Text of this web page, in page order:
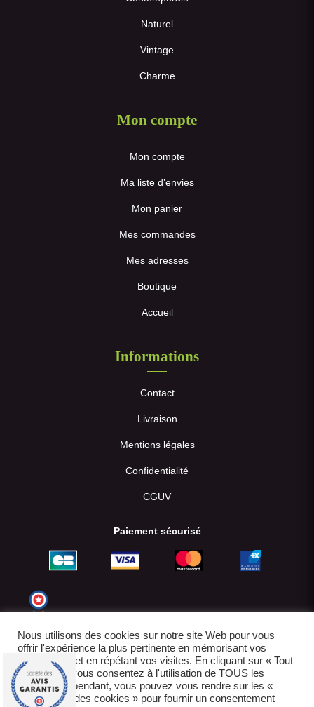
Naturel
Vintage
Charme
Mon compte
Mon compte
Ma liste d’envies
Mon panier
Mes commandes
Mes adresses
Boutique
Accueil
Informations
Contact
Livraison
Mentions légales
Confidentialité
CGUV
Paiement sécurisé
Nous utilisons des cookies sur notre site Web pour vous
offrir l'expérience la plus pertinente en mémorisant vos
préférences et en répétant vos visites. En cliquant sur « Tout
accepter », vous consentez à l'utilisation de TOUS les
cookies. Cependant, vous pouvez vous rendre sur les «
Paramètres des cookies » pour fournir un consentement